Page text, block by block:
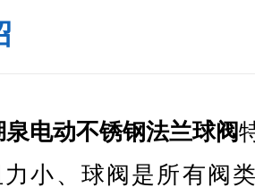
电动不锈钢法兰球阀
小、球阀是所有阀